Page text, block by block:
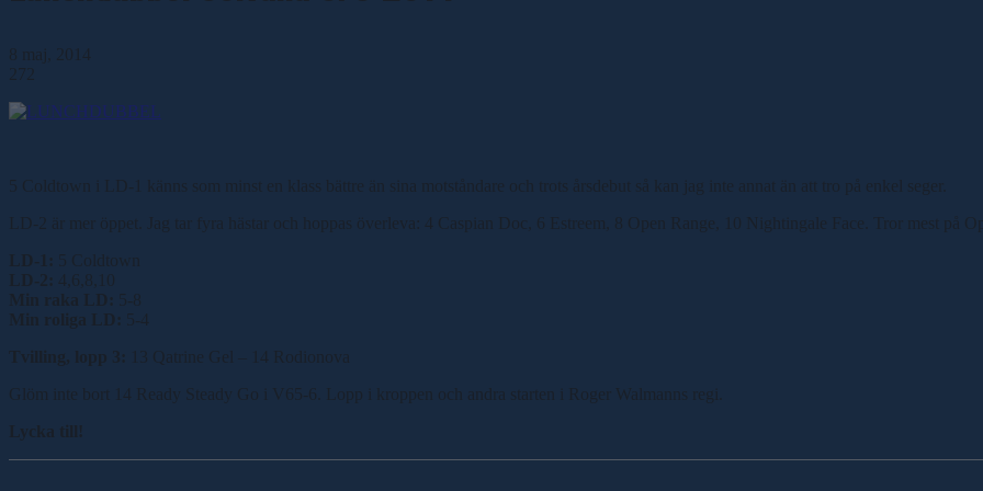
8 maj, 2014
272
5 Coldtown i LD-1 känns som minst en klass bättre än sina motståndare och trots årsdebut så kan jag inte annat än att tro på enkel seger.
LD-2 är mer öppet. Jag tar fyra hästar och hoppas överleva: 4 Caspian Doc, 6 Estreem, 8 Open Range, 10 Nightingale Face. Tror mest på
LD-1: 5 Coldtown
LD-2: 4,6,8,10
Min raka LD: 5-8
Min roliga LD: 5-4
Tvilling, lopp 3:
13 Qatrine Gel – 14 Rodionova
Glöm inte bort 14 Ready Steady Go i V65-6. Lopp i kroppen och andra starten i Roger Walmanns regi.
Lycka till!